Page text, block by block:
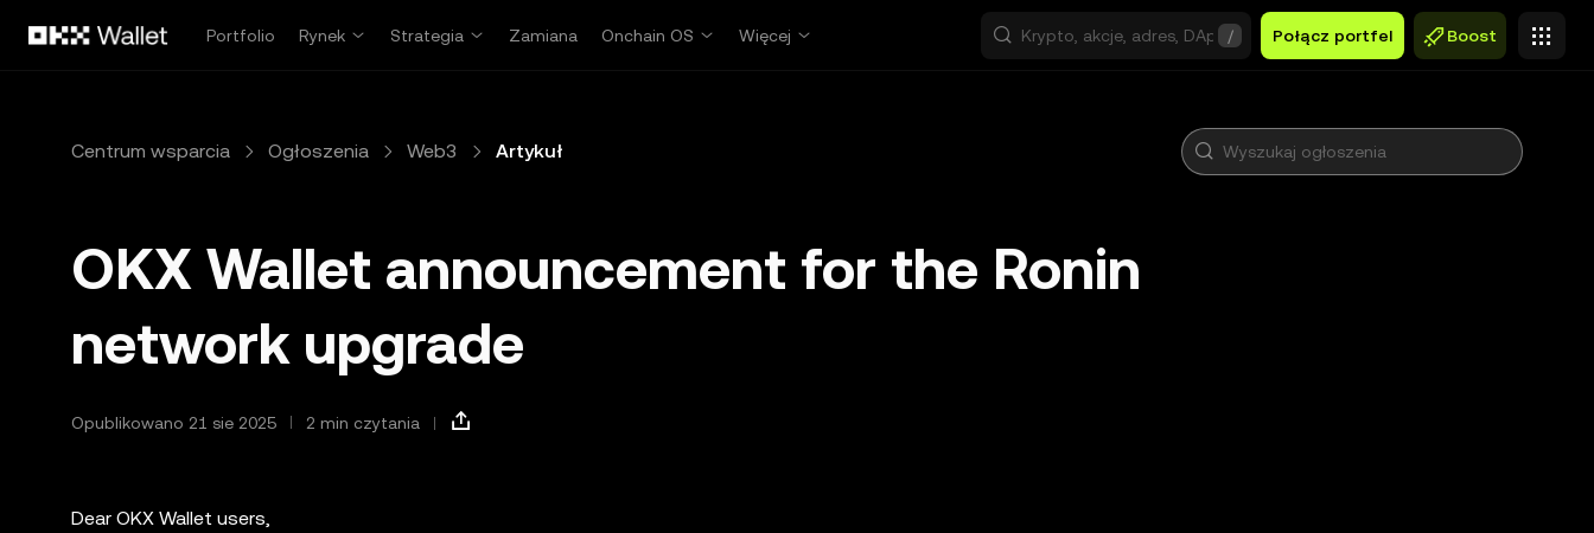
Portfolio
Rynek Strategia Zamiana Onchain OS Więcej / Połącz portfel Boost
Centrum wsparcia Ogłoszenia Web3 Artykuł
OKX Wallet announcement for the Ronin
network upgrade
Opublikowano 21 sie 2025 2 min czytania
Dear OKX Wallet users,